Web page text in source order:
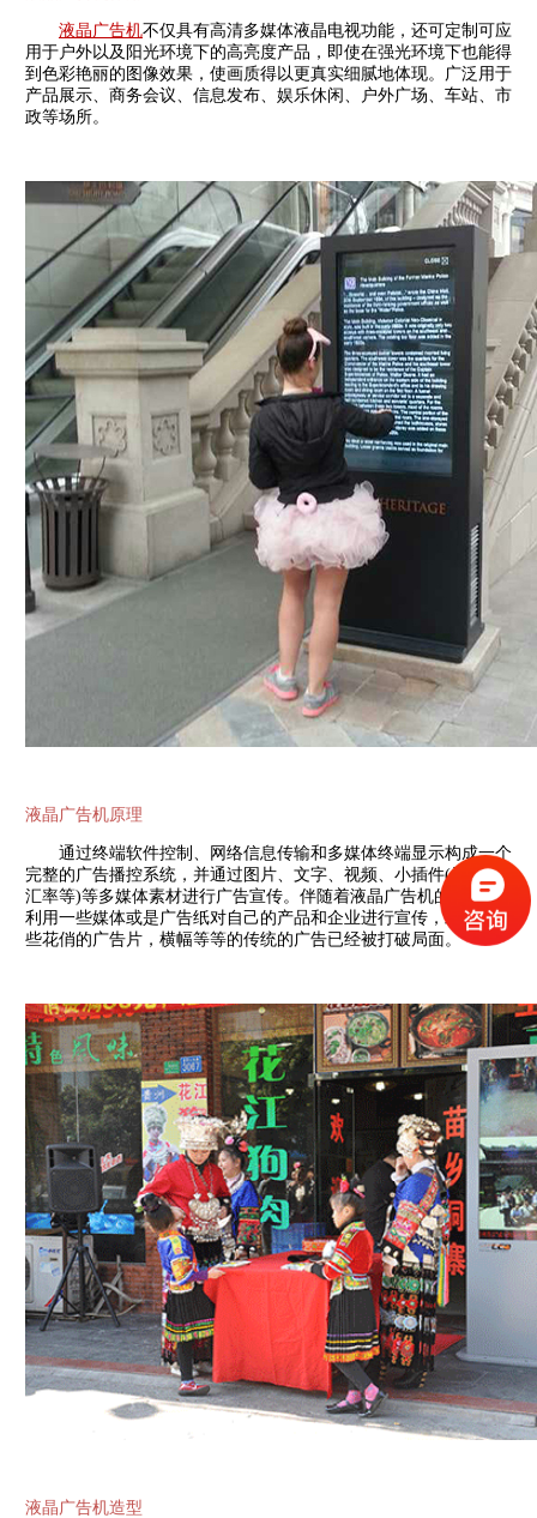
液晶广告机不仅具有高清多媒体液晶电视功能，还可定制可应
用于户外以及阳光环境下的高亮度产品，即使在强光环境下也能得
到色彩艳丽的图像效果，使画质得以更真实细腻地体现。广泛用于
产品展示、商务会议、信息发布、娱乐休闲、户外广场、车站、市
政等场所。
液晶广告机原理
通过终端软件控制、网络信息传输和多媒体终端显示构成一个
完整的广告播控系统，并通过图片、文字、视频、小插件(天气、
汇率等)等多媒体素材进行广告宣传。伴随着液晶广告机的出现，
利用一些媒体或是广告纸对自己的产品和企业进行宣传，或者是一
些花俏的广告片，横幅等等的传统的广告已经被打破局面。
液晶广告机造型